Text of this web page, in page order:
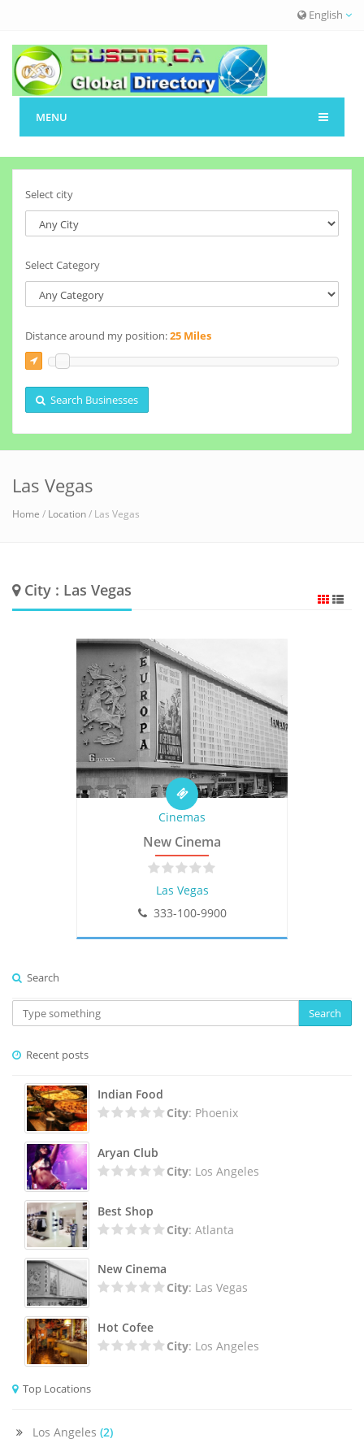
English
MENU
Select city
Select Category
Distance around my position:25 Miles
Search Businesses
Las Vegas
Home / Location/ Las Vegas
City : Las Vegas
Cinemas
New Cinema
Las Vegas
333-100-9900
Search
Search
Recent posts
Indian Food
City: Phoenix
Aryan Club
City: Los Angeles
Best Shop
City: Atlanta
New Cinema
City: Las Vegas
Hot Cofee
City: Los Angeles
Top Locations
Los Angeles (2)